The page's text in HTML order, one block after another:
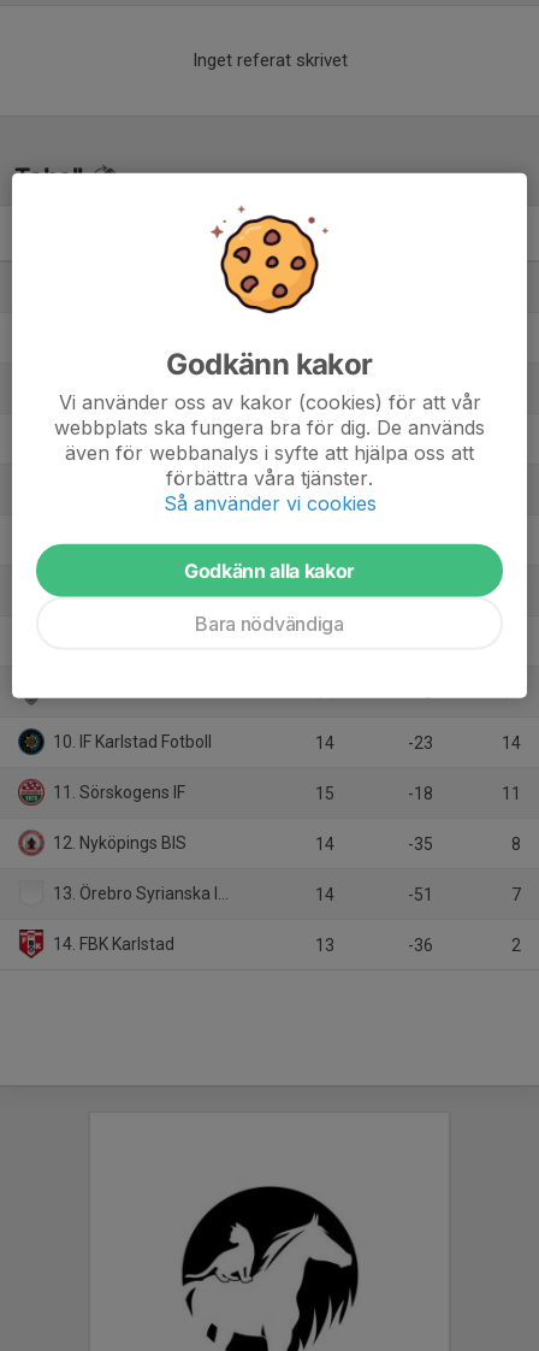
Inget referat skrivet
Tabell
P17 Div.1 2026 - Region 4
4. Skiljebo SK 14 17
5. Eskilstuna City FK 15
6. Norsborg FC 13 26
7. Skå IK & Bygdegård 14 12
14 -6 17
10. IF Karlstad Fotboll 14 -23 14
11. Sörskogens IF 15 -18 11
12. Nyköpings BIS 14 -35 8
13. Örebro Syrianska IF Ungdom 14 -51 7
14. FBK Karlstad 13 -36 2
Godkänn kakor
Vi använder oss av kakor (cookies) för att vår
webbplats ska fungera bra för dig. De används
även för webbanalys i syfte att hjälpa oss att
förbättra våra tjänster.
Så använder vi cookies
Godkänn alla kakor
Bara nödvändiga